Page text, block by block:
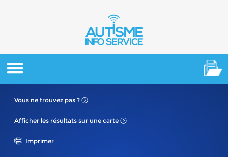
Vous ne trouvez pas ?
Afficher les résultats sur une carte
Imprimer